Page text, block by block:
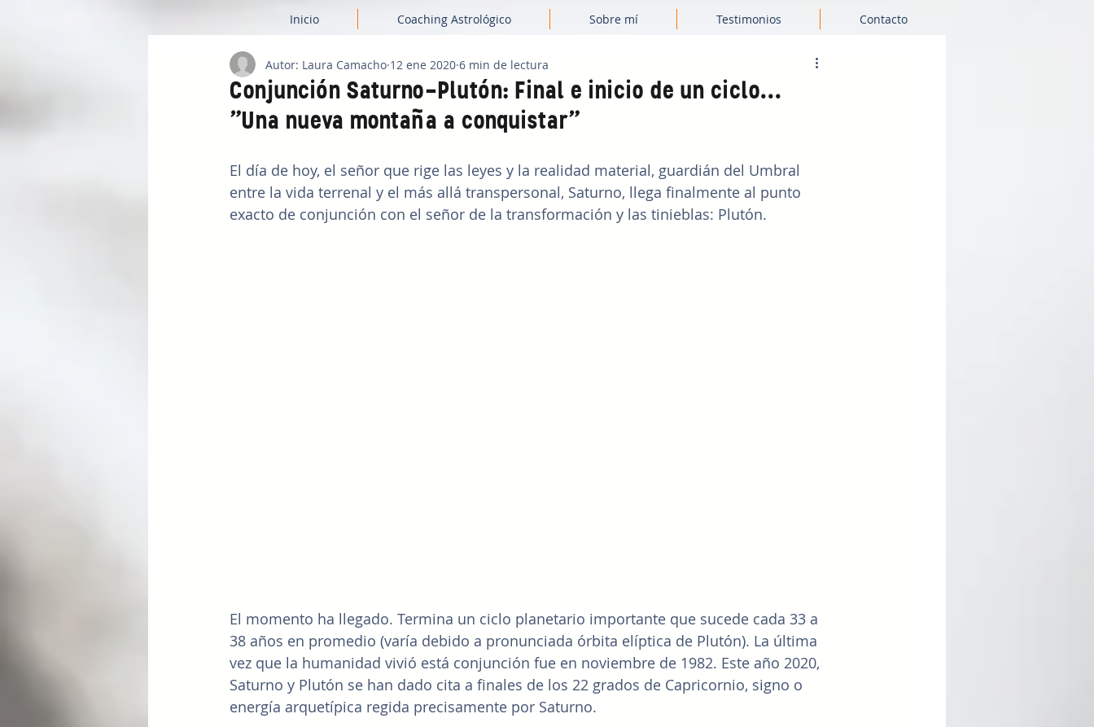
Inicio Coaching Astrológico Sobre mí Testimonios Contacto
Conjunción Saturno-Plutón: Final e inicio de un ciclo...
"Una nueva montaña a conquistar"
Autor: Laura Camacho 12 ene 2020 6 min de lectura
El día de hoy, el señor que rige las leyes y la realidad material, guardián del Umbral
entre la vida terrenal y el más allá transpersonal, Saturno, llega finalmente al punto
exacto de conjunción con el señor de la transformación y las tinieblas: Plutón.
El momento ha llegado. Termina un ciclo planetario importante que sucede cada 33 a
38 años en promedio (varía debido a pronunciada órbita elíptica de Plutón). La última
vez que la humanidad vivió está conjunción fue en noviembre de 1982. Este año 2020,
Saturno y Plutón se han dado cita a finales de los 22 grados de Capricornio, signo o
energía arquetípica regida precisamente por Saturno.